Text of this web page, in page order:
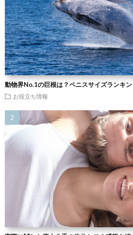
動物界No.1の巨根は？ペニスサイズランキ
お役立ち情報